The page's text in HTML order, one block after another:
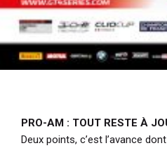
PRO-AM : TOUT RESTE À
Deux points, c’est l’avance